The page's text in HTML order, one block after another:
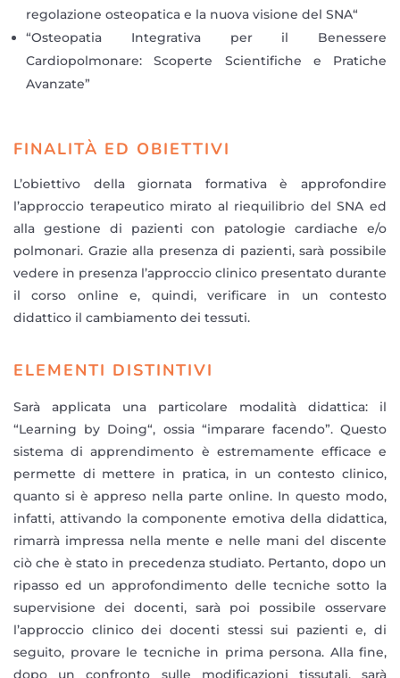
regolazione osteopatica e la nuova visione del SNA“
“Osteopatia Integrativa per il Benessere
Cardiopolmonare: Scoperte Scientifiche e Pratiche
Avanzate”
FINALITÀ ED OBIETTIVI
L’obiettivo della giornata formativa è approfondire
l’approccio terapeutico mirato al riequilibrio del SNA ed
alla gestione di pazienti con patologie cardiache e/o
polmonari. Grazie alla presenza di pazienti, sarà possibile
vedere in presenza l’approccio clinico presentato durante
il corso online e, quindi, verificare in un contesto
didattico il cambiamento dei tessuti.
ELEMENTI DISTINTIVI
Sarà applicata una particolare modalità didattica: il
“Learning by Doing“, ossia “imparare facendo”. Questo
sistema di apprendimento è estremamente efficace e
permette di mettere in pratica, in un contesto clinico,
quanto si è appreso nella parte online. In questo modo,
infatti, attivando la componente emotiva della didattica,
rimarrà impressa nella mente e nelle mani del discente
ciò che è stato in precedenza studiato. Pertanto, dopo un
ripasso ed un approfondimento delle tecniche sotto la
supervisione dei docenti, sarà poi possibile osservare
l’approccio clinico dei docenti stessi sui pazienti e, di
seguito, provare le tecniche in prima persona. Alla fine,
dopo un confronto sulle modificazioni tissutali, sarà